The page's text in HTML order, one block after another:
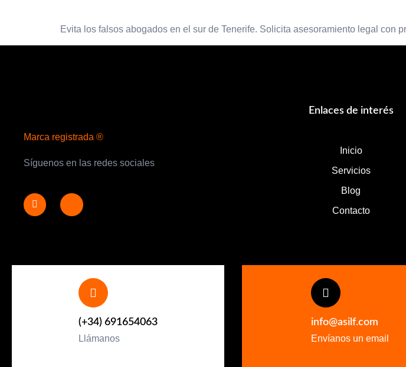
Evita los falsos abogados en el sur de Tenerife. Solicita asesoramiento legal con
Marca registrada ®
Síguenos en las redes sociales
Enlaces de interés
Inicio
Servicios
Blog
Contacto
(+34) 691654063
Llámanos
info@asilf.com
Envíanos un email